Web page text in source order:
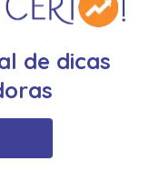
de dicas